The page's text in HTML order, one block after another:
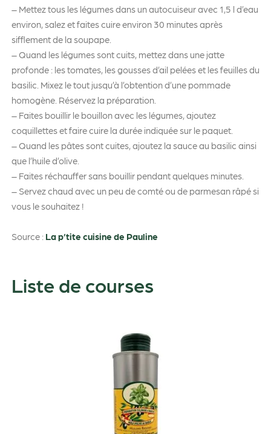
– Mettez tous les légumes dans un autocuiseur avec 1,5 l d’eau
environ, salez et faites cuire environ 30 minutes après
sifflement de la soupape.
– Quand les légumes sont cuits, mettez dans une jatte
profonde : les tomates, les gousses d’ail pelées et les feuilles du
basilic. Mixez le tout jusqu’à l’obtention d’une pommade
homogène. Réservez la préparation.
– Faites bouillir le bouillon avec les légumes, ajoutez
coquillettes et faire cuire la durée indiquée sur le paquet.
– Quand les pâtes sont cuites, ajoutez la sauce au basilic ainsi
que l’huile d’olive.
– Faites réchauffer sans bouillir pendant quelques minutes.
– Servez chaud avec un peu de comté ou de parmesan râpé si
vous le souhaitez !
Source : La p’tite cuisine de Pauline
Liste de courses